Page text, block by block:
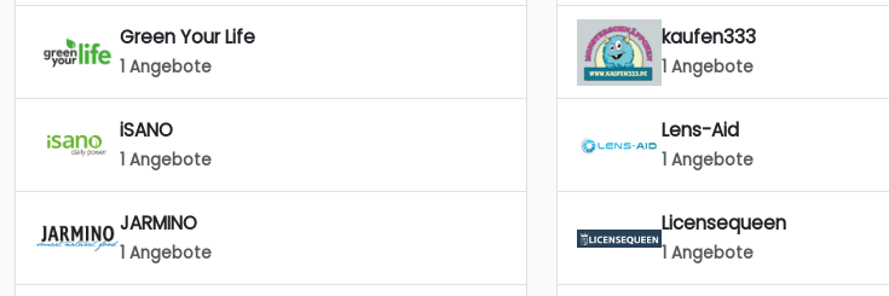
Green Your Life
1 Angebote
iSANO
1 Angebote
JARMINO
1 Angebote
kaufen333
1 Angebote
Lens-Aid
1 Angebote
Licensequeen
1 Angebote